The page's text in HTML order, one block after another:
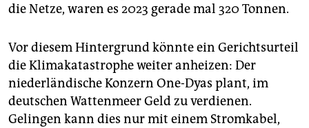
die Netze, waren es 2023 gerade mal 320 Tonnen.
Vor diesem Hintergrund könnte ein Gerichtsurteil
die Klimakatastrophe weiter anheizen: Der
niederländische Konzern One-Dyas plant, im
deutschen Wattenmeer Geld zu verdienen.
Gelingen kann dies nur mit einem Stromkabel,